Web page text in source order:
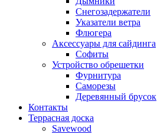
Снегозадержатели
Указатели ветра
Флюгера
Аксессуары для сайдинга
Софиты
Устройство обрешетки
Фурнитура
Саморезы
Деревянный брусок
Контакты
Террасная доска
Savewood